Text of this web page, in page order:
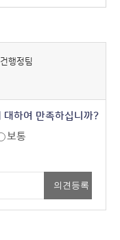
행정팀
대하여 만족하십니까?
보통